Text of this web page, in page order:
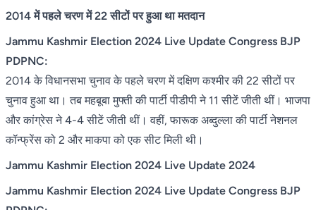
2014 में पहले चरण में 22 सीटों पर हुआ था मतदान
Jammu Kashmir Election 2024 Live Update Congress BJP
PDPNC:
2014 के विधानसभा चुनाव के पहले चरण में दक्षिण कश्मीर की 22 सीटों पर
चुनाव हुआ था। तब महबूबा मुफ्ती की पार्टी पीडीपी ने 11 सीटें जीती थीं। भाजपा
और कांग्रेस ने 4-4 सीटें जीती थीं। वहीं, फारूक अब्दुल्ला की पार्टी नेशनल
कॉन्फ्रेंस को 2 और माकपा को एक सीट मिली थी।
Jammu Kashmir Election 2024 Live Update 2024
Jammu Kashmir Election 2024 Live Update Congress BJP